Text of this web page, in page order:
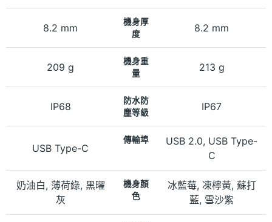
8.2 mm
機身厚
度
8.2 mm
209 g
機身重
量
213 g
IP68
防水防
塵等級
IP67
USB Type-C
傳輸埠
USB 2.0, USB Type-
C
奶油白, 薄荷綠, 黑曜
灰
機身顏
色
冰藍莓, 凍檸黃, 蘇打
藍, 雪沙紫